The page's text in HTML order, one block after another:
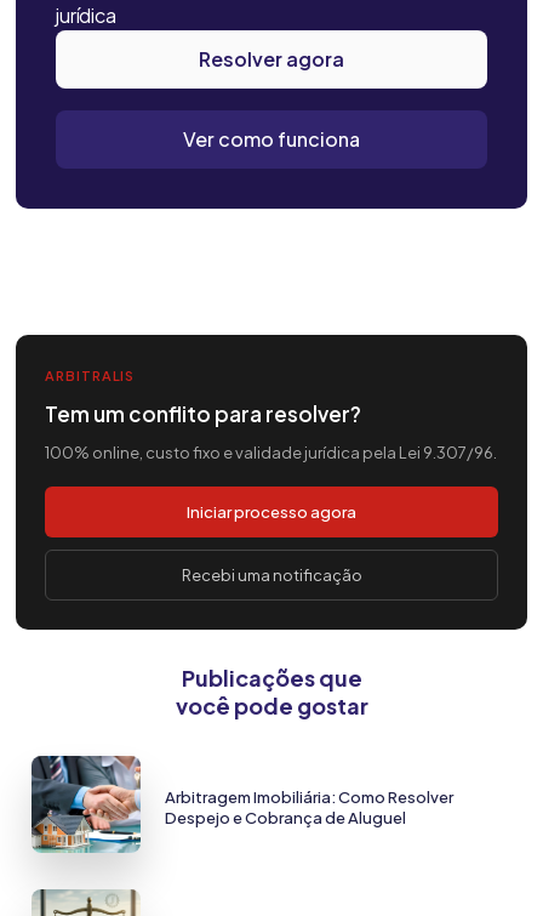
jurídica
Resolver agora
Ver como funciona
ARBITRALIS
Tem um conflito para resolver?
100% online, custo fixo e validade jurídica pela Lei 9.307/96.
Iniciar processo agora
Recebi uma notificação
Publicações que
você pode gostar
Arbitragem Imobiliária: Como Resolver
Despejo e Cobrança de Aluguel